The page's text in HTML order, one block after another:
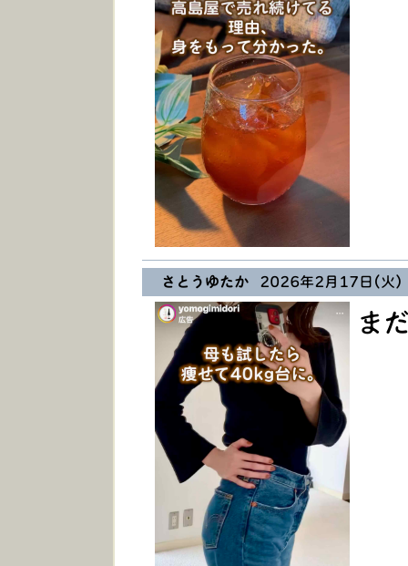
さとうゆたか 2026年2月17日(火
ま